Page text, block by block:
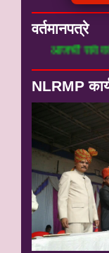
वर्तमानपत्रे
आजची सर्व
NLRMP